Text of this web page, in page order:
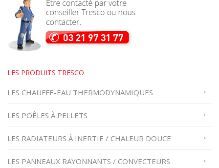
LES PRODUITS TRESCO
LES CHAUFFE-EAU THERMODYNAMIQUES
LES POÊLES À PELLETS
LES RADIATEURS À INERTIE / CHALEUR DOUCE
LES PANNEAUX RAYONNANTS / CONVECTEURS